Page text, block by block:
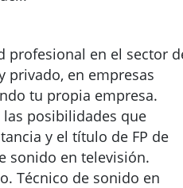
profesional en el sector
privado, en empresas
tu propia empresa.
las posibilidades que
y el título de FP de
sonido en televisión.
Técnico de sonido en